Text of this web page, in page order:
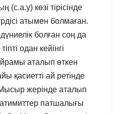
көзі тірісінде
атымен болмаған.
болған соң да
одан кейінгі
аталып өткен
қасиетті ай ретінде
жерінде аталып
патшалығы